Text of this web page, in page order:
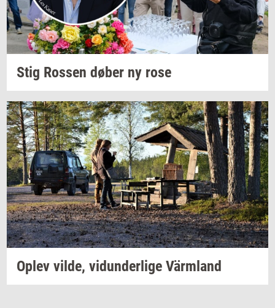
Stig Ros­sen døber ny rose
Oplev vilde, vi­dun­der­li­ge Värmland